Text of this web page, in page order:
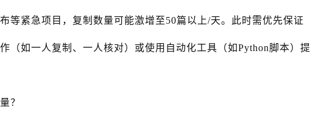
等紧急项目，复制数量可能激增至50篇以上/天。此时需优先保证
（如一人复制、一人核对）或使用自动化工具（如Python脚本）提
？